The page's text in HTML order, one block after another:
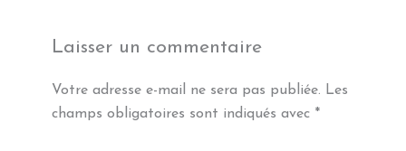
Laisser un commentaire
Votre adresse e-mail ne sera pas publiée. Les
champs obligatoires sont indiqués avec *